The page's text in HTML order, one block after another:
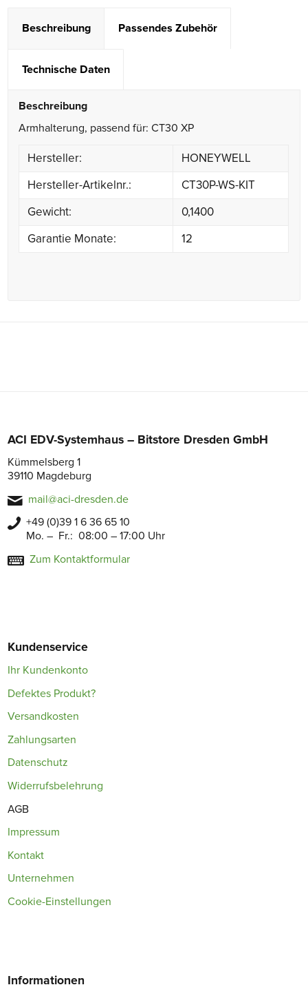
Beschreibung Passendes Zubehör
Technische Daten
Beschreibung
Armhalterung, passend für: CT30 XP
Hersteller:
HONEYWELL
Hersteller-Artikelnr.:
CT30P-WS-KIT
Gewicht:
0,1400
Garantie Monate:
12
ACI EDV-Systemhaus – Bitstore Dresden GmbH
Kümmelsberg 1
39110 Magdeburg
mail@aci-dresden.de
+49 (0)39 1 6 36 65 10
Mo. – Fr.: 08:00 – 17:00 Uhr
Zum Kontaktformular
Kundenservice
Ihr Kundenkonto
Defektes Produkt?
Versandkosten
Zahlungsarten
Datenschutz
Widerrufsbelehrung
AGB
Impressum
Kontakt
Unternehmen
Cookie-Einstellungen
Informationen